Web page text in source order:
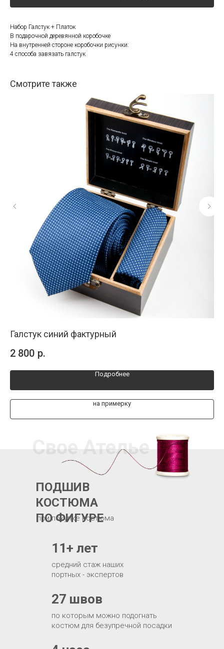
Набор Галстук + Платок
В подарочной деревянной коробочке
На внутренней стороне коробочки рисунки:
4 способа завязать галстук
Смотрите также
Галстук синий фактурный
2 800 р.
Подробнее
на примерку
по которым можно подогнать
костюм для безупречной посадки
27 швов
при покупке костюма
ПОДШИВ
КОСТЮМА
ПО ФИГУРЕ
Свое Ателье
средний стаж наших
портных - экспертов
11+ лет